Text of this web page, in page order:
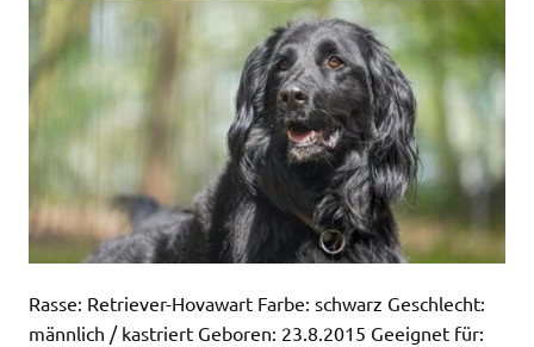
Rasse: Retriever-Hovawart Farbe: schwarz Geschlecht:
männlich / kastriert Geboren: 23.8.2015 Geeignet für: